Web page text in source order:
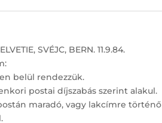
SVÉJC, BERN. 11.9.84.
belül rendezzük.
postai díjszabás szerint alakul.
maradó, vagy lakcímre történő